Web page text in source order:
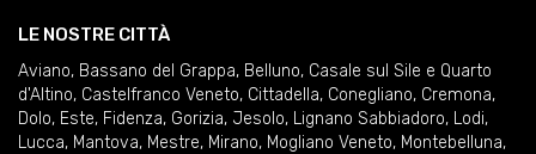
LE NOSTRE CITTÀ
Aviano, Bassano del Grappa, Belluno, Casale sul Sile e Quarto
d'Altino, Castelfranco Veneto, Cittadella, Conegliano, Cremona,
Dolo, Este, Fidenza, Gorizia, Jesolo, Lignano Sabbiadoro, Lodi,
Lucca, Mantova, Mestre, Mirano, Mogliano Veneto, Montebelluna,